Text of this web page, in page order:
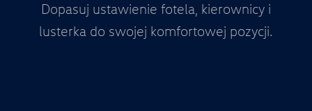
Dopasuj ustawienie fotela, kierownicy i
lusterka do swojej komfortowej pozycji.